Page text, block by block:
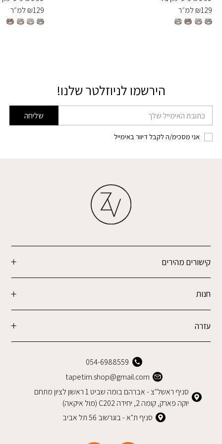
₪129 למ״ר
₪129 למ״ר
הירשמו לניוזלטר שלנו!
דוא׳׳ל שליחה
אני מסכימ/ה לקבל דיוור באימייל
קישורים מהירים
חנות
עזרה
054-6988559
tapetim.shop@gmail.com
סניף ראשל"צ - אברהם בומה שביט 1 ראשון לציון מתחם
יוקה פארק, קומה 2, יחידה C202 (מול איקאה)
סניף ת"א - בוגרשוב 56 תל אביב